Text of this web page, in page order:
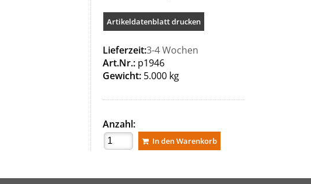
Artikeldatenblatt drucken
Lieferzeit:3-4 Wochen
Art.Nr.:p1946
Gewicht:5.000 kg
Anzahl:
In den Warenkorb